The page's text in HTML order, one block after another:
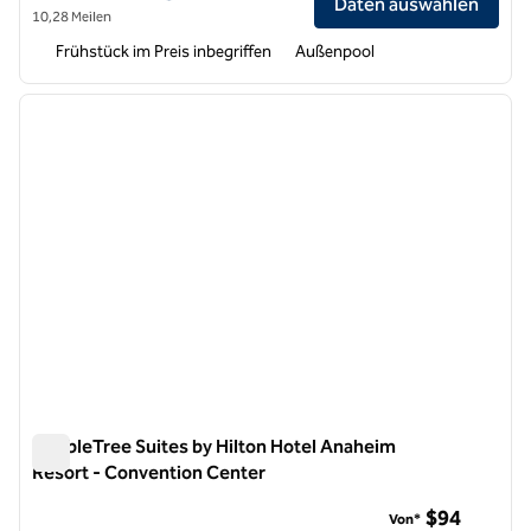
10,28 Meilen
Frühstück im Preis inbegriffen Außenpool
1 von 12
DoubleTree Suites by Hilton Hotel Anaheim
Resort - Convention Center
Von* $94